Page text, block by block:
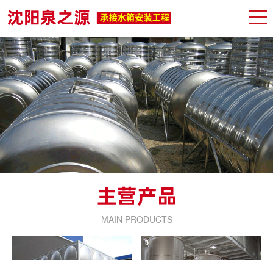
MAIN PRODUCTS